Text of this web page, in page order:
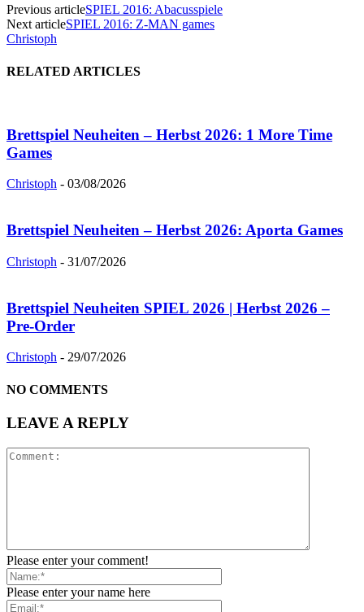
Previous articleSPIEL 2016: Abacusspiele
Next articleSPIEL 2016: Z-MAN games
Christoph
RELATED ARTICLES
Brettspiel Neuheiten – Herbst 2026: 1 More Time
Games
Christoph - 03/08/2026
Brettspiel Neuheiten – Herbst 2026: Aporta Games
Christoph - 31/07/2026
Brettspiel Neuheiten SPIEL 2026 | Herbst 2026 –
Pre-Order
Christoph - 29/07/2026
NO COMMENTS
LEAVE A REPLY
Please enter your comment!
Please enter your name here